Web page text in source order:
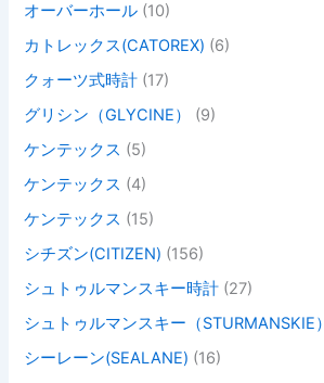
オーバーホール (10)
カトレックス(CATOREX) (6)
クォーツ式時計 (17)
グリシン（GLYCINE）
(9)
ケンテックス (5)
ケンテックス (4)
ケンテックス (15)
シチズン(CITIZEN) (156)
シュトゥルマンスキー時計 (27)
シュトゥルマンスキー（STURMANSKIE）
シーレーン(SEALANE) (16)